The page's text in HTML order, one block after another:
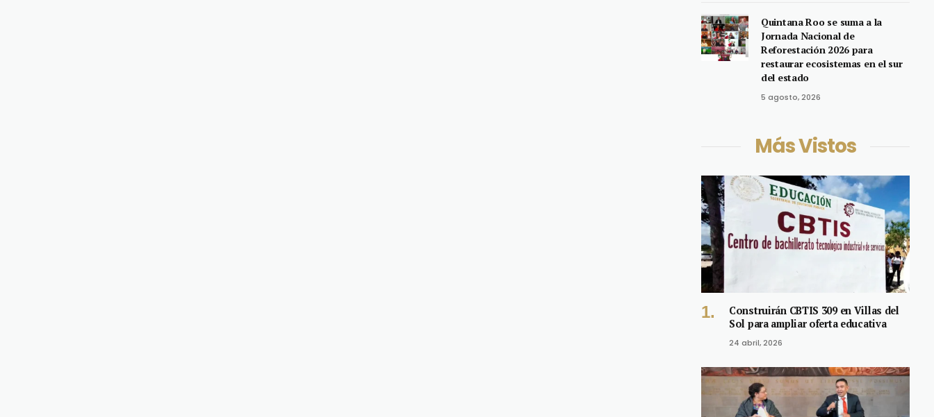
Quintana Roo se suma a la
Jornada Nacional de
Reforestación 2026 para
restaurar ecosistemas en el sur
del estado
5 agosto, 2026
Más Vistos
Construirán CBTIS 309 en Villas del
Sol para ampliar oferta educativa
24 abril, 2026